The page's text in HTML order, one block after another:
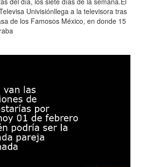
Univisiónllega a la televisora tras
de los Famosos México, en donde 15